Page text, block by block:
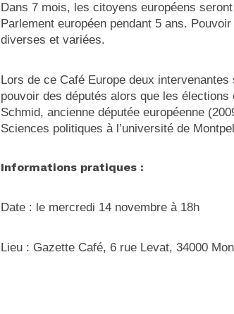
Dans 7 mois, les citoyens européens
Parlement européen pendant 5 ans.
diverses et variées.
Lors de ce Café Europe deux
pouvoir des députés alors que les
Schmid, ancienne députée européenne
Sciences politiques à l’université de
Informations pratiques :
Date : le mercredi 14 novembre à 18h
Lieu : Gazette Café, 6 rue Levat, 34000